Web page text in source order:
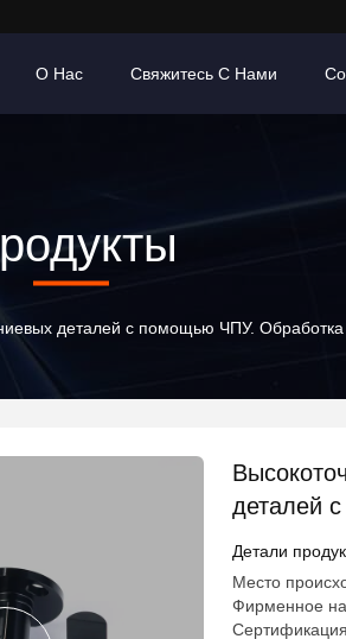
О Нас Свяжитесь С Нами
деталей с помощью ЧПУ.
деталей
доставка.
Детали
Место
Фирменное